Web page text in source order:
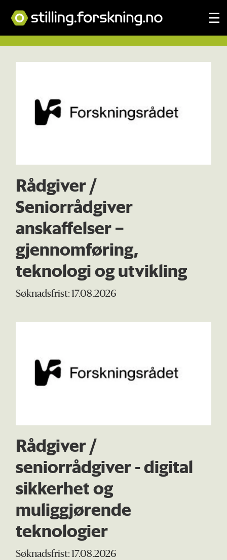
Tag:
forskningsråd
Rådgiver /
Seniorrådgiver
anskaffelser –
gjennomføring,
teknologi og utvikling
Søknadsfrist: 17.08.2026
Rådgiver /
seniorrådgiver - digital
sikkerhet og
muliggjørende
teknologier
Søknadsfrist: 17.08.2026